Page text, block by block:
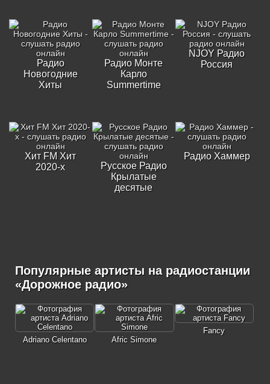
Радио
Новогодние
Хиты
Радио Монте
Карло
Summertime
NJOY Радио
Россия
Хит FM Хит
2020-х
Русское Радио
Крылатые
десятые
Радио Хаммер
Популярные артисты на радиостанции
«Дорожное радио»
Adriano Celentano Afric Simone
Fancy